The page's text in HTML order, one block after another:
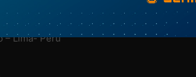
– Lima- Perú